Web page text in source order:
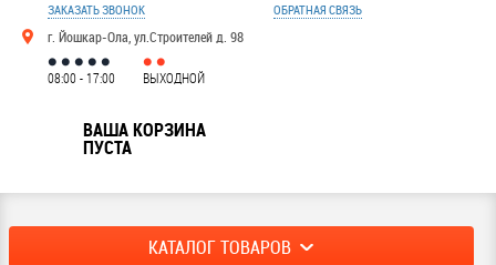
ЗАКАЗАТЬ ЗВОНОК
г. Йошкар-Ола, ул.Строителей д. 98
ОБРАТНАЯ СВЯЗЬ
08:00 - 17:00 ВЫХОДНОЙ
ВАША КОРЗИНА
ПУСТА
КАТАЛОГ ТОВАРОВ